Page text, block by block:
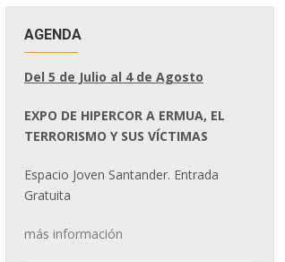
AGENDA
Del 5 de Julio al 4 de Agosto
EXPO DE HIPERCOR A ERMUA, EL
TERRORISMO Y SUS VÍCTIMAS
Espacio Joven Santander. Entrada
Gratuita
más información